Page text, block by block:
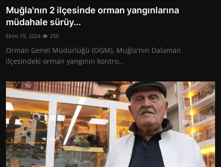
Muğla'nın 2 ilçesinde orman yangınlarına
müdahale sürüy...
Ekim 19, 2024 250
Orman Genel Müdürlüğü (OGM), Muğla'nın Dalaman
ilçesindeki orman yangının kontro...